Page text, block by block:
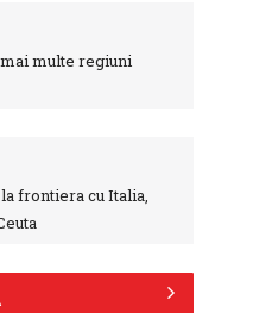
multe regiuni
frontiera cu Italia,